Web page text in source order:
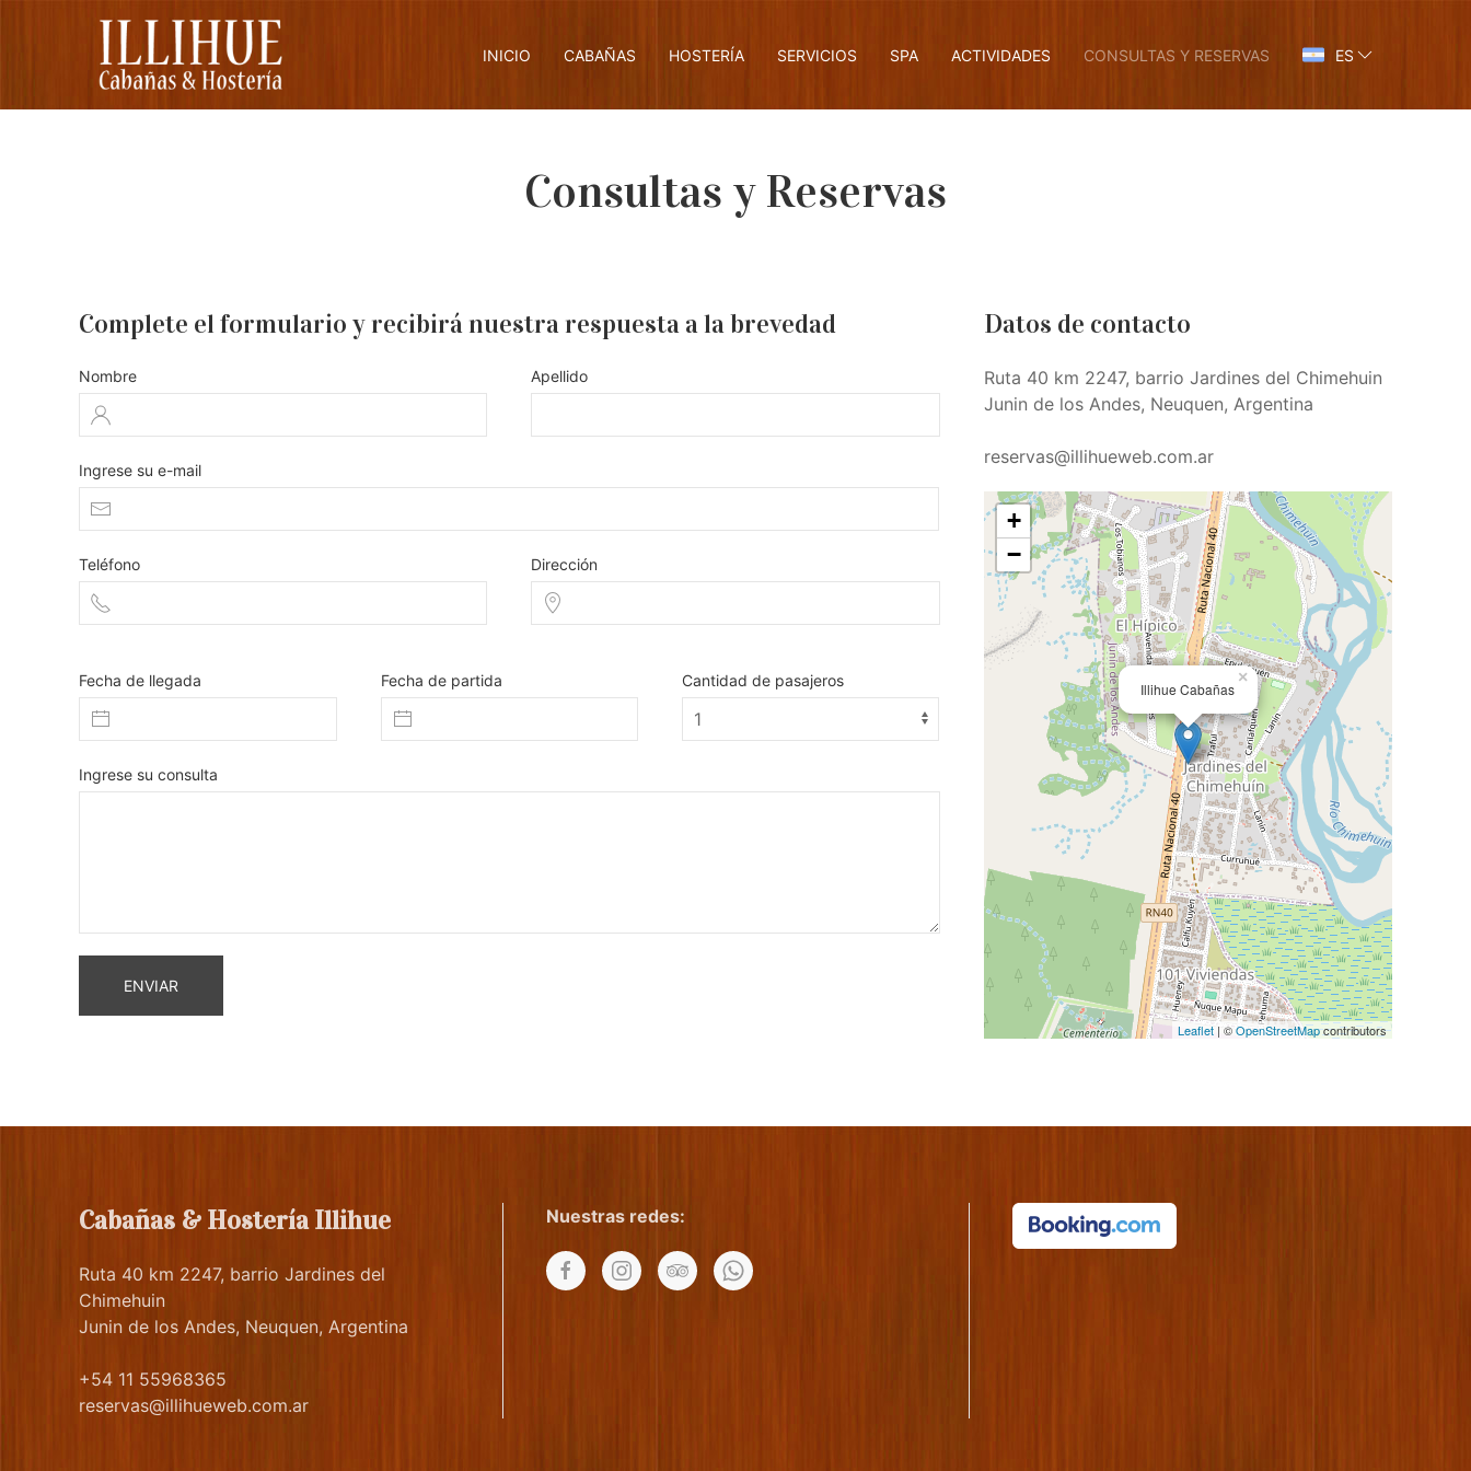
INICIO CABAÑAS HOSTERÍA SERVICIOS SPA ACTIVIDADES CONSULTAS Y RESERVAS ES
Consultas y Reservas
Complete el formulario y recibirá nuestra respuesta a la brevedad
Nombre Apellido
Ingrese su e-mail
Teléfono Dirección
Fecha de llegada Fecha de partida Cantidad de pasajeros
Ingrese su consulta
ENVIAR
Datos de contacto
Ruta 40 km 2247, barrio Jardines del Chimehuin
Junin de los Andes, Neuquen, Argentina
reservas@illihueweb.com.ar
Illihue Cabañas
×
+
−
Leaflet| ©OpenStreetMapcontributors
Cabañas & Hostería Illihue
Ruta 40 km 2247, barrio Jardines del
Chimehuin
Junin de los Andes, Neuquen, Argentina
+54 11 55968365
reservas@illihueweb.com.ar
Nuestras redes: